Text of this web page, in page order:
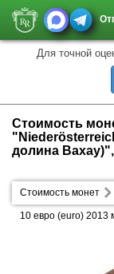
Для точной
Стоимость
долина
Стоимость монет
10 евро (euro) 2013